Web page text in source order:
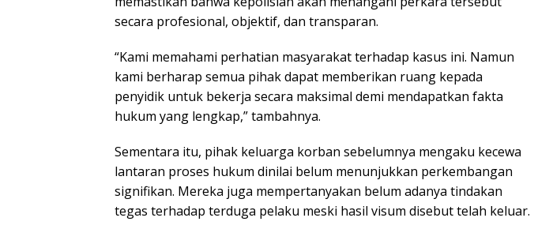
secara profesional, objektif, dan transparan.
“Kami memahami perhatian masyarakat terhadap kasus ini. Namun
kami berharap semua pihak dapat memberikan ruang kepada
penyidik untuk bekerja secara maksimal demi mendapatkan fakta
hukum yang lengkap,” tambahnya.
Sementara itu, pihak keluarga korban sebelumnya mengaku kecewa
lantaran proses hukum dinilai belum menunjukkan perkembangan
signifikan. Mereka juga mempertanyakan belum adanya tindakan
tegas terhadap terduga pelaku meski hasil visum disebut telah keluar.